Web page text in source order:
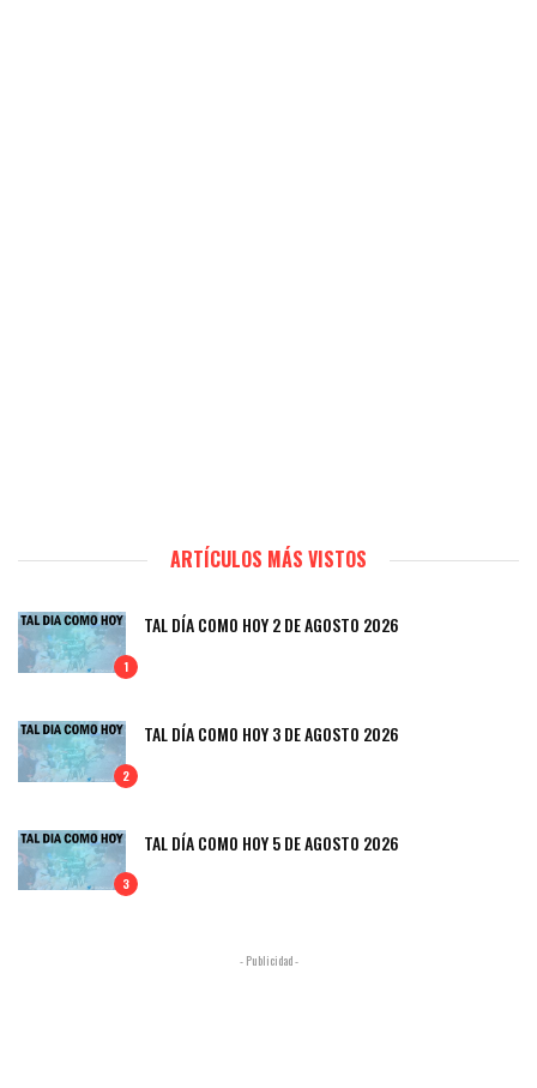
ARTÍCULOS MÁS VISTOS
1
TAL DÍA COMO HOY 2 DE AGOSTO 2026
2
TAL DÍA COMO HOY 3 DE AGOSTO 2026
3
TAL DÍA COMO HOY 5 DE AGOSTO 2026
- Publicidad -